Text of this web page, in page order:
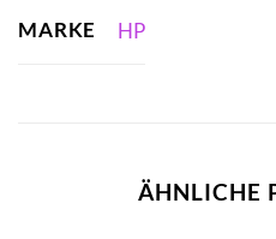
MARKE HP
ÄHNLICHE